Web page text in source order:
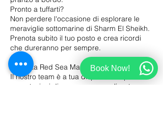
Pronto a tuffarti?
Non perdere l'occasione di esplorare le
meraviglie sottomarine di Sharm El Sheikh.
Prenota subito il tuo posto e crea ricordi
che dureranno per sempre.
Contatta Red Sea Marine Sharm
Il nostro team è a tua disposizione per
prenotazioni di gruppo personalizzate,
Book Now!